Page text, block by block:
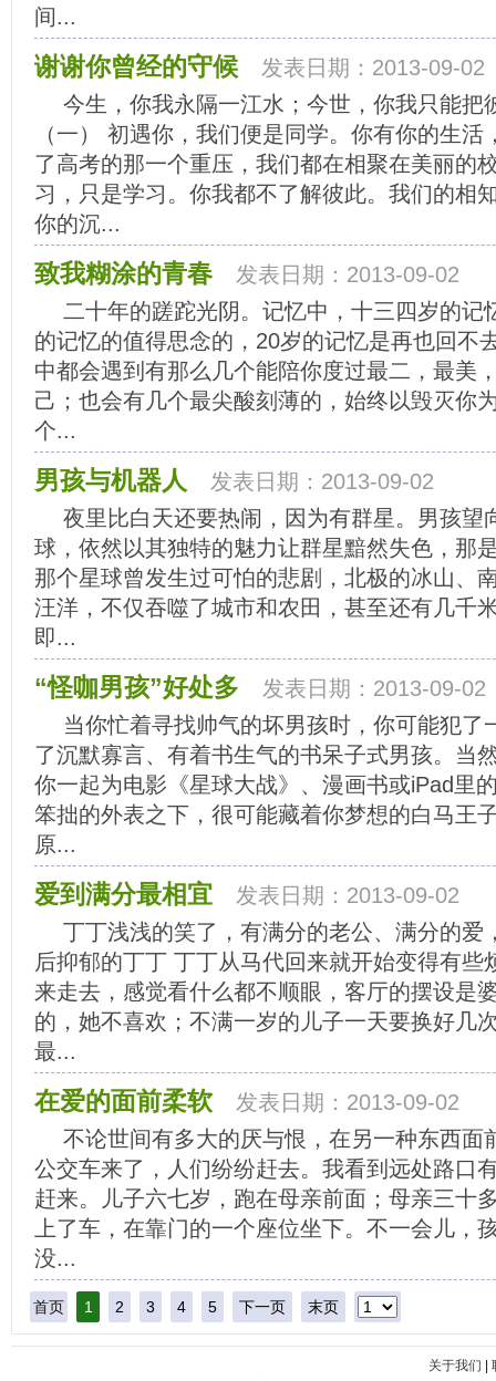
间...
谢谢你曾经的守候
发表日期：2013-09-02
今生，你我永隔一江水；今世，你我只能把
（一） 初遇你，我们便是同学。你有你的生
了高考的那一个重压，我们都在相聚在美丽的
习，只是学习。你我都不了解彼此。我们的相
你的沉...
致我糊涂的青春
发表日期：2013-09-02
二十年的蹉跎光阴。记忆中，十三四岁的记
的记忆的值得思念的，20岁的记忆是再也回不
中都会遇到有那么几个能陪你度过最二，最美
己；也会有几个最尖酸刻薄的，始终以毁灭你
个...
男孩与机器人
发表日期：2013-09-02
夜里比白天还要热闹，因为有群星。男孩望
球，依然以其独特的魅力让群星黯然失色，那
那个星球曾发生过可怕的悲剧，北极的冰山、
汪洋，不仅吞噬了城市和农田，甚至还有几千
即...
“怪咖男孩”好处多
发表日期：2013-09-02
当你忙着寻找帅气的坏男孩时，你可能犯了
了沉默寡言、有着书生气的书呆子式男孩。当
你一起为电影《星球大战》、漫画书或iPad里
笨拙的外表之下，很可能藏着你梦想的白马王
原...
爱到满分最相宜
发表日期：2013-09-02
丁丁浅浅的笑了，有满分的老公、满分的爱
后抑郁的丁丁 丁丁从马代回来就开始变得有些
来走去，感觉看什么都不顺眼，客厅的摆设是
的，她不喜欢；不满一岁的儿子一天要换好几
最...
在爱的面前柔软
发表日期：2013-09-02
不论世间有多大的厌与恨，在另一种东西面
公交车来了，人们纷纷赶去。我看到远处路口
赶来。儿子六七岁，跑在母亲前面；母亲三十
上了车，在靠门的一个座位坐下。不一会儿，
没...
首页 1 2 3 4 5 下一页 末页
关于我们